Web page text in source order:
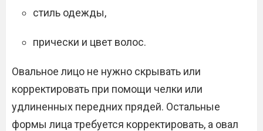
стиль одежды,
прически и цвет волос.
Овальное лицо не нужно скрывать или
корректировать при помощи челки или
удлиненных передних прядей. Остальные
формы лица требуется корректировать, а овал